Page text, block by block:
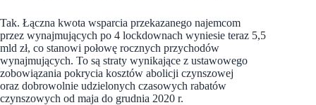
Tak. Łączna kwota wsparcia przekazanego najemcom
przez wynajmujących po 4 lockdownach wyniesie teraz 5,5
mld zł, co stanowi połowę rocznych przychodów
wynajmujących. To są straty wynikające z ustawowego
zobowiązania pokrycia kosztów abolicji czynszowej
oraz dobrowolnie udzielonych czasowych rabatów
czynszowych od maja do grudnia 2020 r.